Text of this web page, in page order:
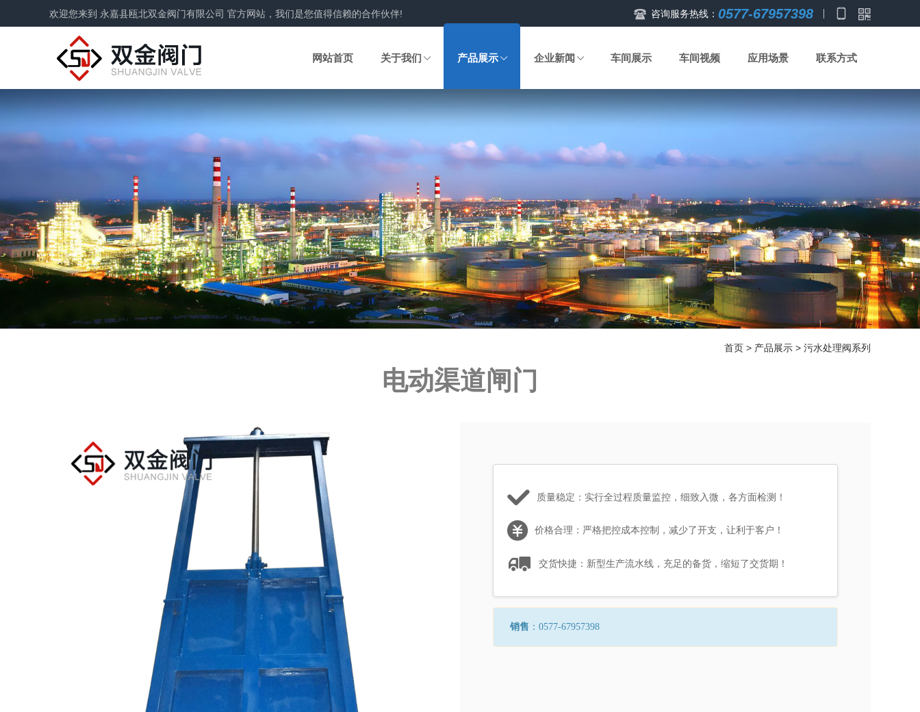
欢迎您来到 永嘉县瓯北双金阀门有限公司 官方网站，我们是您值得信赖的合作伙伴! 咨询服务热线： 0577-67957398
网站首页 关于我们 产品展示 企业新闻 车间展示 车间视频 应用场景 联系方式
首页 > 产品展示 > 污水处理阀系列
电动渠道闸门
质量稳定：实行全过程质量监控，细致入微，各方面检测！
价格合理：严格把控成本控制，减少了开支，让利于客户！
交货快捷：新型生产流水线，充足的备货，缩短了交货期！
销售 ：0577-67957398